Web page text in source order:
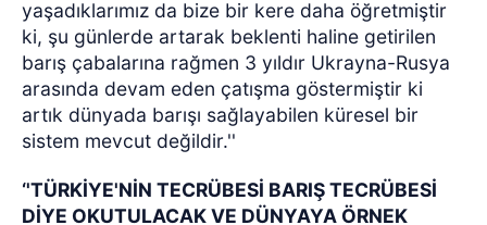
yaşadıklarımız da bize bir kere daha öğretmiştir
ki, şu günlerde artarak beklenti haline getirilen
barış çabalarına rağmen 3 yıldır Ukrayna-Rusya
arasında devam eden çatışma göstermiştir ki
artık dünyada barışı sağlayabilen küresel bir
sistem mevcut değildir.''
‘'TÜRKİYE'NİN TECRÜBESİ BARIŞ TECRÜBESİ
DİYE OKUTULACAK VE DÜNYAYA ÖRNEK